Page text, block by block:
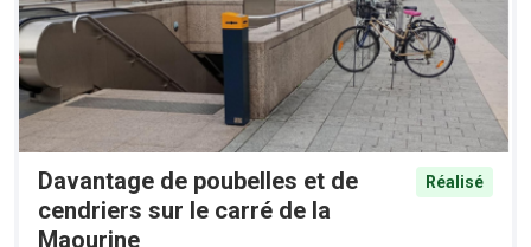
Davantage de poubelles et de
cendriers sur le carré de la
Maourine
Réalisé